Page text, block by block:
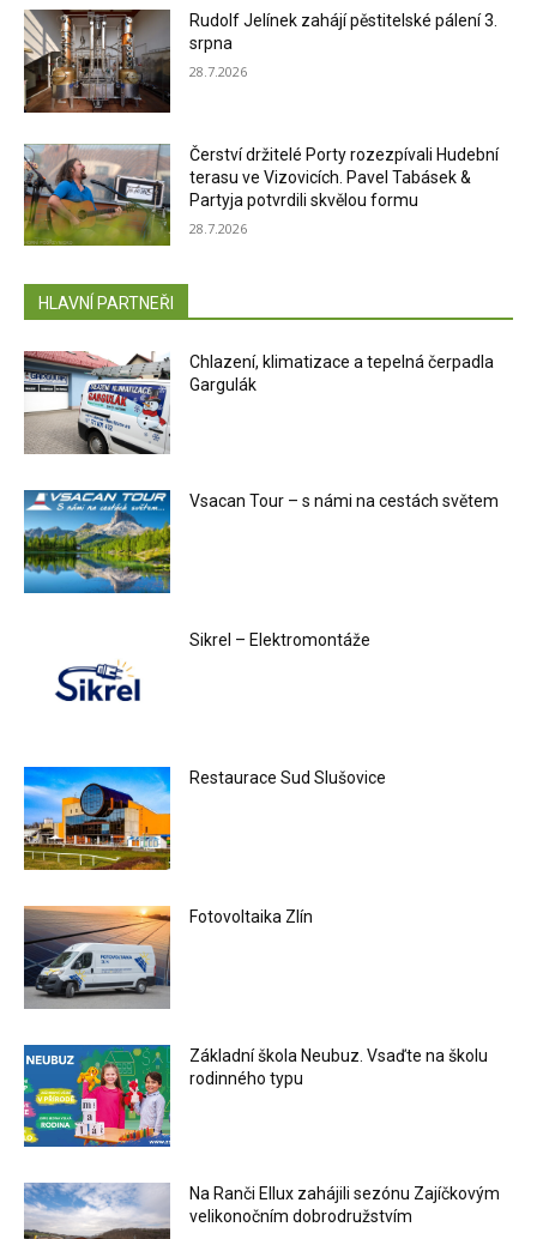
Rudolf Jelínek zahájí pěstitelské pálení 3.
srpna
28.7.2026
Čerství držitelé Porty rozezpívali Hudební
terasu ve Vizovicích. Pavel Tabásek &
Partyja potvrdili skvělou formu
28.7.2026
HLAVNÍ PARTNEŘI
Chlazení, klimatizace a tepelná čerpadla
Gargulák
Vsacan Tour – s námi na cestách světem
Sikrel – Elektromontáže
Restaurace Sud Slušovice
Fotovoltaika Zlín
Základní škola Neubuz. Vsaďte na školu
rodinného typu
Na Ranči Ellux zahájili sezónu Zajíčkovým
velikonočním dobrodružstvím